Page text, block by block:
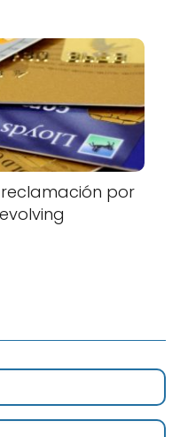
por